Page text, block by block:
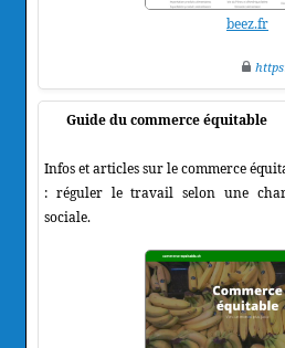
beez.fr
https
Guide du commerce équitable
Infos et articles sur le commerce
: réguler le travail selon une
sociale.